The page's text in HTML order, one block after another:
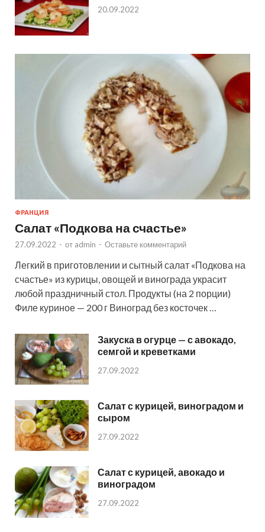
20.09.2022
ФРАНЦИЯ
Салат «Подкова на счастье»
27.09.2022 - от admin - Оставьте комментарий
Легкий в приготовлении и сытный салат «Подкова на
счастье» из курицы, овощей и винограда украсит
любой праздничный стол. Продукты (на 2 порции)
Филе куриное — 200 г Виноград без косточек …
Закуска в огурце — с авокадо,
семгой и креветками
27.09.2022
Салат с курицей, виноградом и
сыром
27.09.2022
Салат с курицей, авокадо и
виноградом
27.09.2022